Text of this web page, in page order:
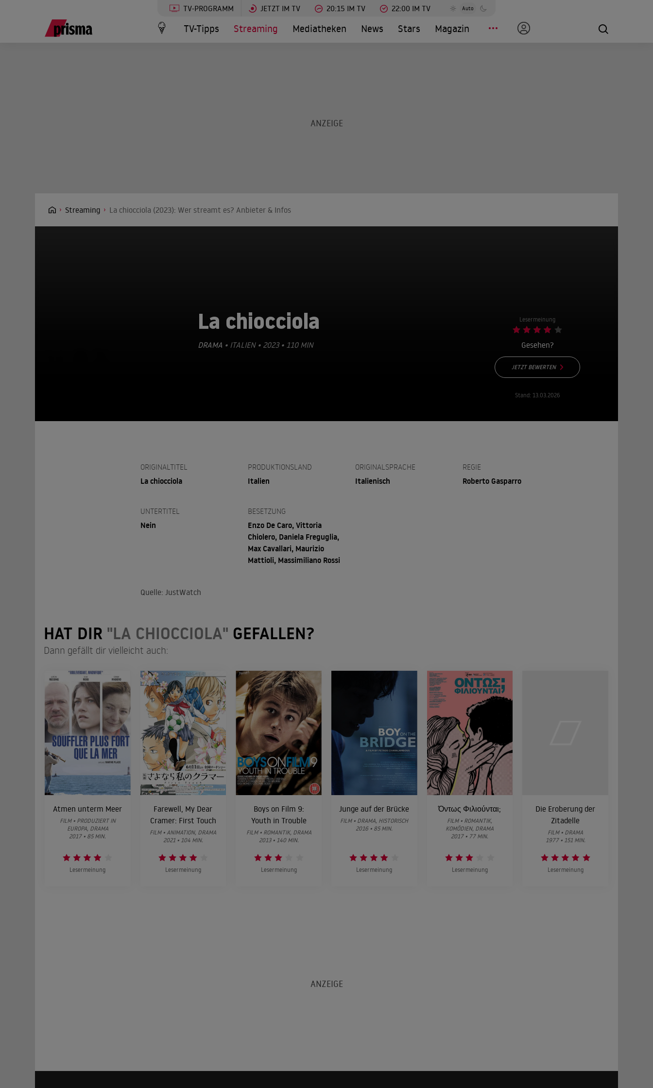
TV-PROGRAMM JETZT IM TV 20:15 IM TV 22:00 IM TV Auto
TV-Tipps Streaming Mediatheken News Stars Magazin
Streaming La chiocciola (2023): Wer streamt es? Anbieter & Infos
La chiocciola
DRAMA • ITALIEN • 2023 • 110 MIN
Lesermeinung
Gesehen?
JETZT BEWERTEN
Stand: 13.03.2026
ORIGINALTITEL
La chiocciola
PRODUKTIONSLAND
Italien
ORIGINALSPRACHE
Italienisch
REGIE
Roberto Gasparro
UNTERTITEL
Nein
BESETZUNG
Enzo De Caro, Vittoria
Chiolero, Daniela Freguglia,
Max Cavallari, Maurizio
Mattioli, Massimiliano Rossi
Quelle: JustWatch
HAT DIR "LA CHIOCCIOLA" GEFALLEN?
Dann gefällt dir vielleicht auch:
Atmen unterm Meer
FILM • PRODUZIERT IN
EUROPA, DRAMA
2017 • 85 MIN.
Lesermeinung
Farewell, My Dear
Cramer: First Touch
FILM • ANIMATION, DRAMA
2021 • 104 MIN.
Lesermeinung
Boys on Film 9:
Youth in Trouble
FILM • ROMANTIK, DRAMA
2013 • 140 MIN.
Lesermeinung
Junge auf der Brücke
FILM • DRAMA, HISTORISCH
2016 • 85 MIN.
Lesermeinung
Όντως Φιλιούνται;
FILM • ROMANTIK,
KOMÖDIEN, DRAMA
2017 • 77 MIN.
Lesermeinung
Die Eroberung der
Zitadelle
FILM • DRAMA
1977 • 151 MIN.
Lesermeinung